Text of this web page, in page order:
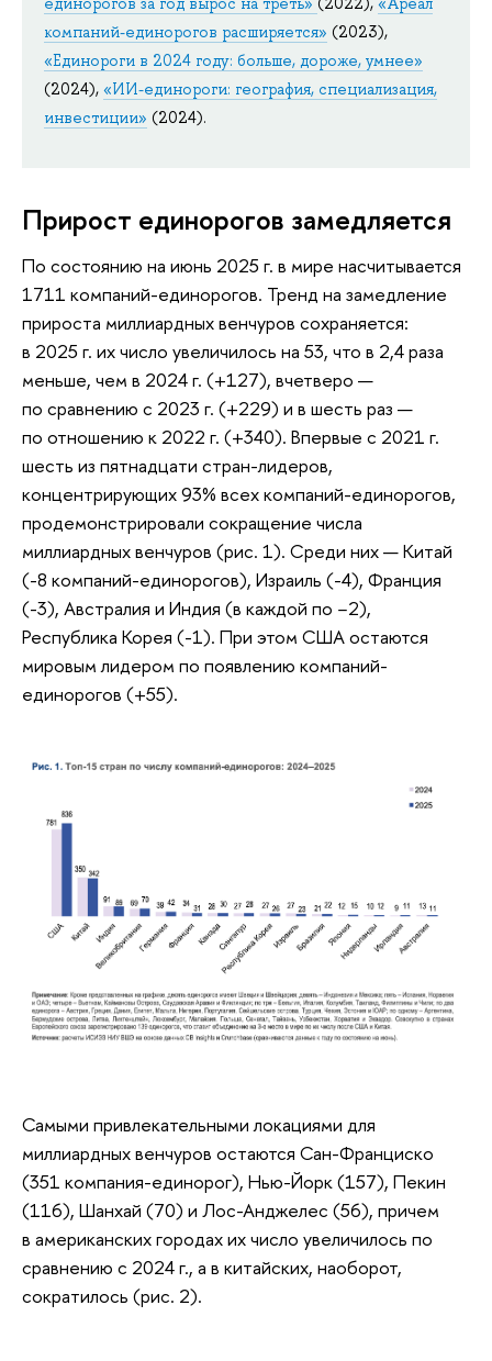
компаний-единорогов расширяется» (2023),
«Единороги в 2024 году: больше, дороже, умнее»
(2024), «ИИ-единороги: география, специализация,
инвестиции» (2024).
Прирост единорогов замедляется
По состоянию на июнь 2025 г. в мире насчитывается
1711 компаний-единорогов. Тренд на замедление
прироста миллиардных венчуров сохраняется:
в 2025 г. их число увеличилось на 53, что в 2,4 раза
меньше, чем в 2024 г. (+127), вчетверо —
по сравнению с 2023 г. (+229) и в шесть раз —
по отношению к 2022 г. (+340). Впервые с 2021 г.
шесть из пятнадцати стран-лидеров,
концентрирующих 93% всех компаний-единорогов,
продемонстрировали сокращение числа
миллиардных венчуров (рис. 1). Среди них — Китай
(-8 компаний-единорогов), Израиль (-4), Франция
(-3), Австралия и Индия (в каждой по −2),
Республика Корея (-1). При этом США остаются
мировым лидером по появлению компаний-
единорогов (+55).
Самыми привлекательными локациями для
миллиардных венчуров остаются Сан-Франциско
(351 компания-единорог), Нью-Йорк (157), Пекин
(116), Шанхай (70) и Лос-Анджелес (56), причем
в американских городах их число увеличилось по
сравнению с 2024 г., а в китайских, наоборот,
сократилось (рис. 2).